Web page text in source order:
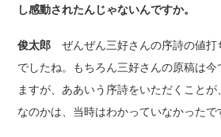
し感動されたんじゃないんですか。
俊太郎 ぜんぜん三好さんの序詩の値打
でしたね。もちろん三好さんの原稿は今
ますが、ああいう序詩をいただくこと
なのかは、当時はわかっていなかったで